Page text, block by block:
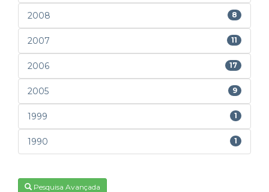
2008 8
2007 11
2006 17
2005 9
1999 1
1990 1
Pesquisa Avançada